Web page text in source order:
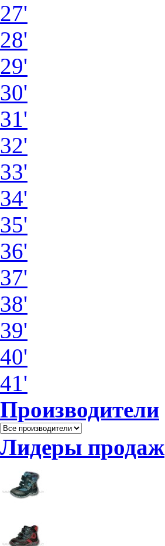
27'
28'
29'
30'
31'
32'
33'
34'
35'
36'
37'
38'
39'
40'
41'
Производители
Лидеры продаж